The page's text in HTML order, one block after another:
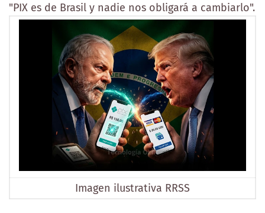
"PIX es de Brasil y nadie nos obligará a cambiarlo".
Imagen ilustrativa RRSS